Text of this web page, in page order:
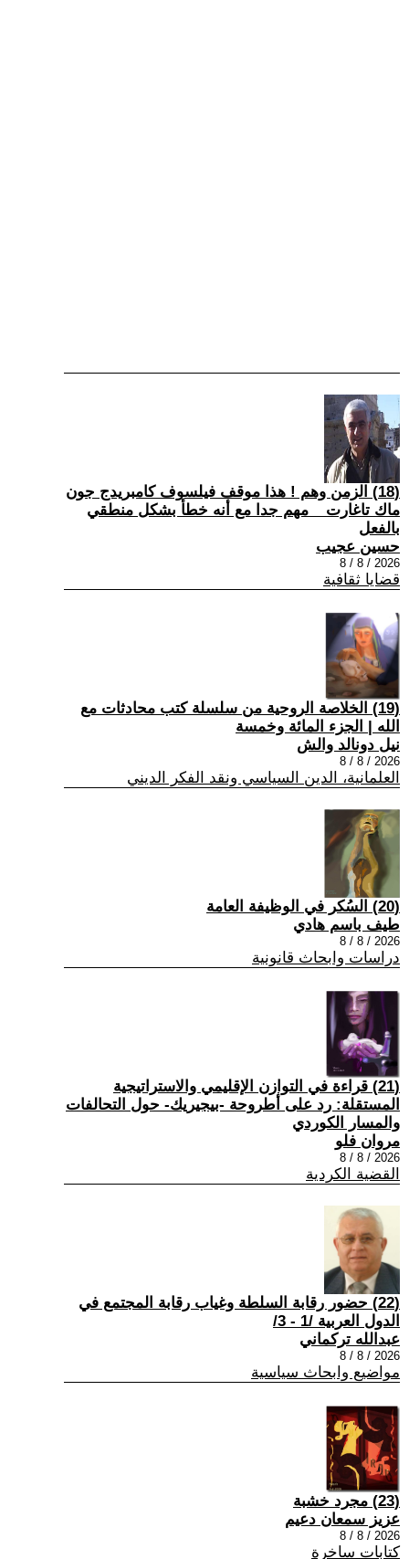
(18) الزمن وهم ! هذا موقف فيلسوف كامبريدج جون
ماك تاغارت _ مهم جدا مع أنه خطأ بشكل منطقي
بالفعل
حسين عجيب
2026 / 8 / 8
قضايا ثقافية
(19) الخلاصة الروحية من سلسلة كتب محادثات مع
الله | الجزء المائة وخمسة
نيل دونالد والش
2026 / 8 / 8
العلمانية، الدين السياسي ونقد الفكر الديني
(20) السُكر في الوظيفة العامة
طيف باسم هادي
2026 / 8 / 8
دراسات وابحاث قانونية
(21) قراءة في التوازن الإقليمي والاستراتيجية
المستقلة: رد على أطروحة -بيجيريك- حول التحالفات
والمسار الكوردي
مروان فلو
2026 / 8 / 8
القضية الكردية
(22) حضور رقابة السلطة وغياب رقابة المجتمع في
الدول العربية /1 - 3/
عبدالله تركماني
2026 / 8 / 8
مواضيع وابحاث سياسية
(23) مجرد خشبة
عزيز سمعان دعيم
2026 / 8 / 8
كتابات ساخرة